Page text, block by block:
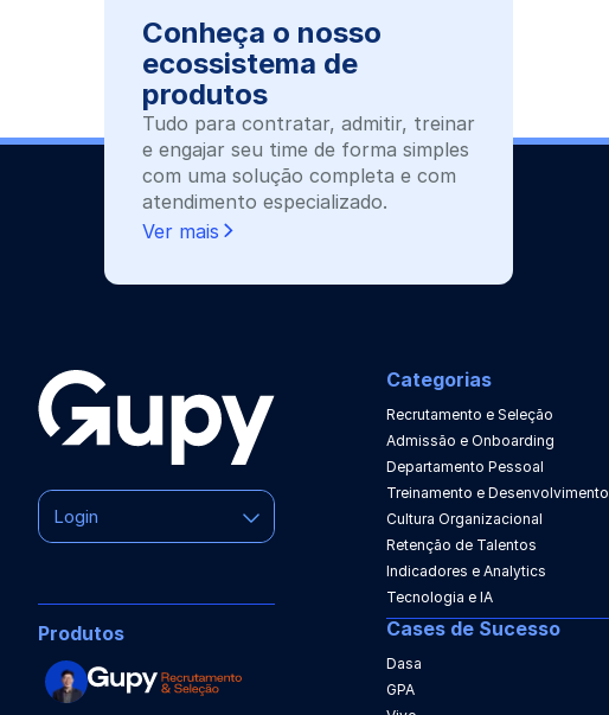
Conheça o nosso
ecossistema de
produtos
Tudo para contratar, admitir, treinar
e engajar seu time de forma simples
com uma solução completa e com
atendimento especializado.
Ver mais
Login
Produtos
Categorias
Recrutamento e Seleção
Admissão e Onboarding
Departamento Pessoal
Treinamento e Desenvolvimento
Cultura Organizacional
Retenção de Talentos
Indicadores e Analytics
Tecnologia e IA
Cases de Sucesso
Dasa
GPA